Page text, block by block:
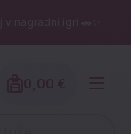
nagradni igri 🚗✨
...)
Znesek